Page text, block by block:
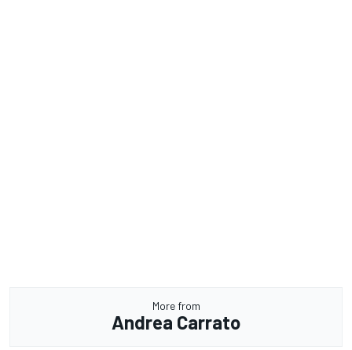
More from
Andrea Carrato